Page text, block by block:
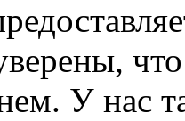
У нас